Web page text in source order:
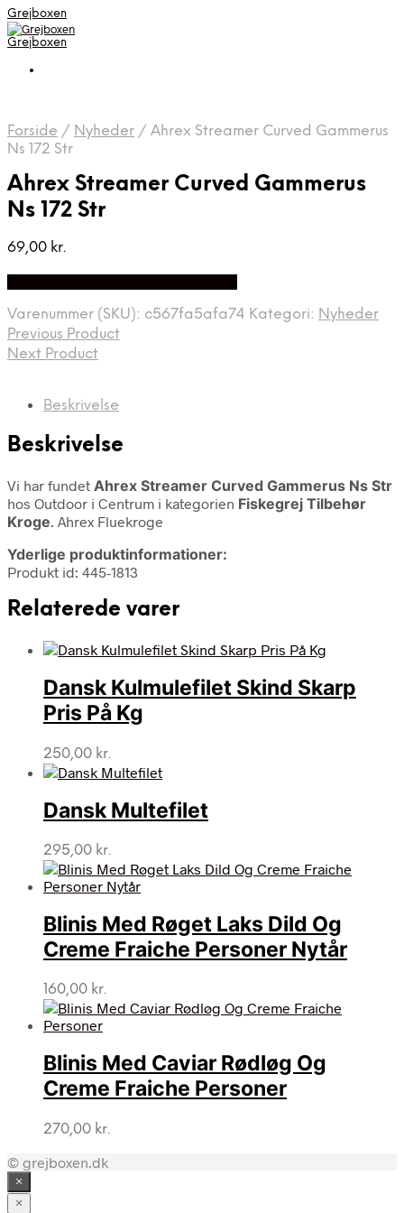
Grejboxen
Grejboxen
Forside / Nyheder / Ahrex Streamer Curved Gammerus
Ns 172 Str
Ahrex Streamer Curved Gammerus
Ns 172 Str
69,00 kr.
Varenummer (SKU): c567fa5afa74 Kategori: Nyheder
Previous Product
Next Product
Beskrivelse
Beskrivelse
Vi har fundet Ahrex Streamer Curved Gammerus Ns Str
hos Outdoor i Centrum i kategorien Fiskegrej Tilbehør
Kroge. Ahrex Fluekroge
Yderlige produktinformationer:
Produkt id: 445-1813
Relaterede varer
Dansk Kulmulefilet Skind Skarp
Pris På Kg
250,00 kr.
Dansk Multefilet
295,00 kr.
Blinis Med Røget Laks Dild Og
Creme Fraiche Personer Nytår
160,00 kr.
Blinis Med Caviar Rødløg Og
Creme Fraiche Personer
270,00 kr.
© grejboxen.dk
×
×